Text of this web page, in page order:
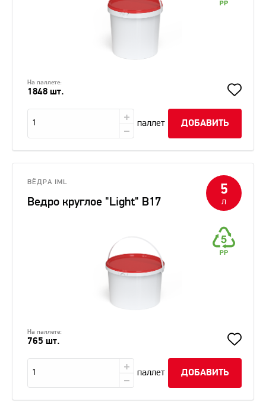
На паллете:
1848 шт.
паллет ДОБАВИТЬ
5
л
ВЁДРА IML
Ведро круглое "Light" В17
На паллете:
765 шт.
паллет ДОБАВИТЬ